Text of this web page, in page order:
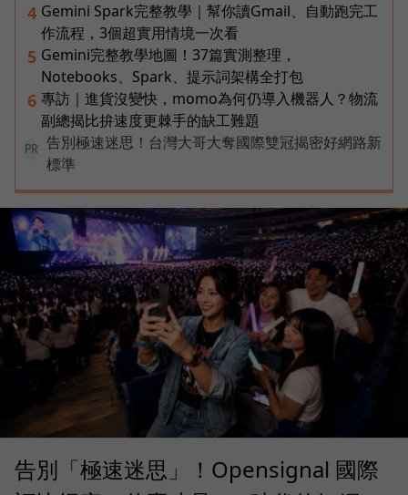
4 Gemini Spark完整教學｜幫你讀Gmail、自動跑完工
作流程，3個超實用情境一次看
5 Gemini完整教學地圖！37篇實測整理，
Notebooks、Spark、提示詞架構全打包
6 專訪｜進貨沒變快，momo為何仍導入機器人？物流
副總揭比拚速度更棘手的缺工難題
PR
告別極速迷思！台灣大哥大奪國際雙冠揭密好網路新
標準
告別「極速迷思」！Opensignal 國際